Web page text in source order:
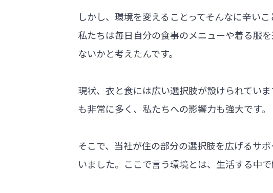
しかし、環境を変えることってそんなに辛い
私たちは毎日自分の食事のメニューや着る服
ないかと考えたんです。
現状、衣と食には広い選択肢が設けられてい
も非常に多く、私たちへの影響力も強大です。
そこで、当社が住の部分の選択肢を広げるサ
いました。ここで言う環境とは、生活する中で